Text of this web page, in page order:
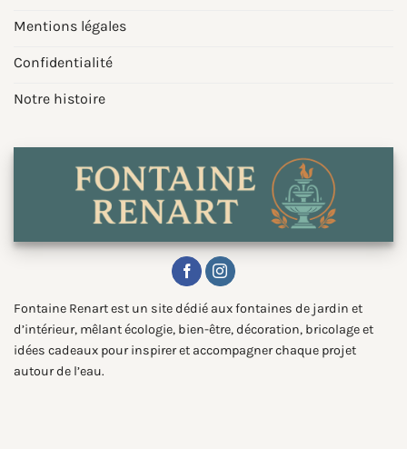
Mentions légales
Confidentialité
Notre histoire
Fontaine Renart est un site dédié aux fontaines de jardin et
d’intérieur, mêlant écologie, bien-être, décoration, bricolage et
idées cadeaux pour inspirer et accompagner chaque projet
autour de l’eau.